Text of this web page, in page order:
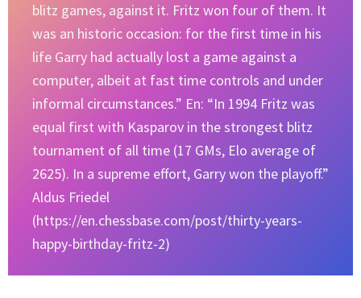
blitz games, against it. Fritz won four of them. It
was an historic occasion: for the first time in his
life Garry had actually lost a game against a
computer, albeit at fast time controls and under
informal circumstances.” En: “In 1994 Fritz was
equal first with Kasparov in the strongest blitz
tournament of all time (17 GMs, Elo average of
2625). In a supreme effort, Garry won the playoff.”
Aldus Friedel
(https://en.chessbase.com/post/thirty-years-
happy-birthday-fritz-2)